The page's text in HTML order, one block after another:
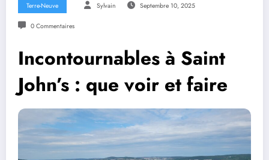
Terre-Neuve Sylvain Septembre 10, 2025
0 Commentaires
Incontournables à Saint
John’s : que voir et faire